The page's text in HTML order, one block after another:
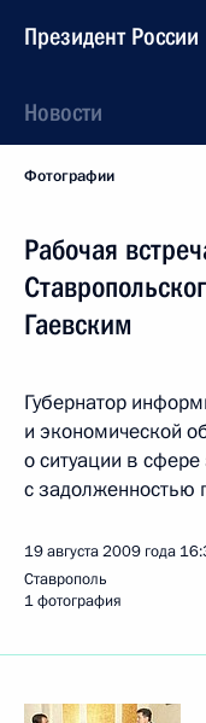
Президент России
Новости
Фотографии
Рабочая
Гаевским
Губернатор
и экономической
о ситуации в
с задолженностью
19 августа 2009 года
Ставрополь
1 фотография